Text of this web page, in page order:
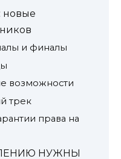
новые
и финалы
возможности
трек
права на
НУЖНЫ